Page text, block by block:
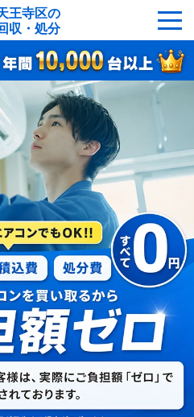
王寺区の
収・処分
回収可能なエアコン
回収の流れ
運営会社
区へ無料出張
急ぎの方はこちら
214-555
無休（通話料無料）
でカンタン依頼
LINEで回収依頼